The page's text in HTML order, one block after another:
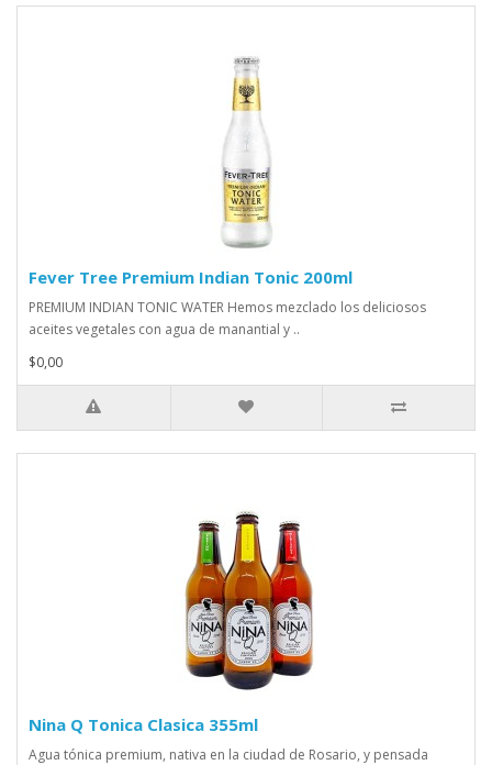
Fever Tree Premium Indian Tonic 200ml
PREMIUM INDIAN TONIC WATER Hemos mezclado los deliciosos
aceites vegetales con agua de manantial y ..
$0,00
Nina Q Tonica Clasica 355ml
Agua tónica premium, nativa en la ciudad de Rosario, y pensada